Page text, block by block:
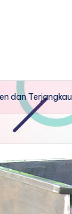
dan Terjangkau